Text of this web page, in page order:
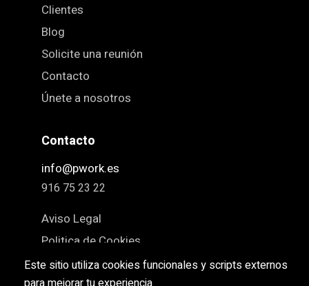
Este sitio utiliza cookies funcionales y scripts externos
Clientes
Blog
Solicite una reunión
Contacto
Únete a nosotros
Contacto
info@pwork.es
916 75 23 22
Aviso Legal
Politica de Cookies
Política de Privacidad